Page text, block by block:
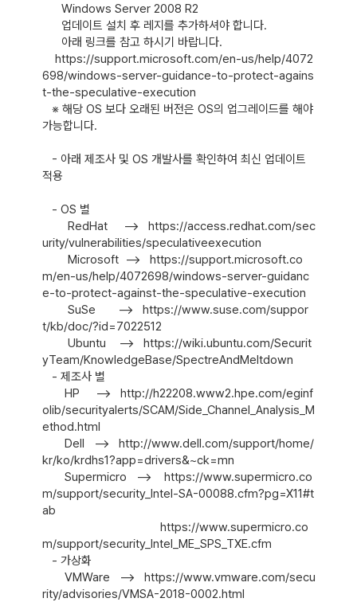
Windows Server 2008 R2
업데이트 설치 후 레지를 추가하셔야 합니다.
아래 링크를 참고 하시기 바랍니다.
698/windows-server-guidance-to-protect-agains
t-the-speculative-execution
※ 해당 OS 보다 오래된 버전은 OS의 업그레이드를 해야
가능합니다.
- 아래 제조사 및 OS 개발사를 확인하여 최신 업데이트
적용
- OS 별
RedHat     -->   https://access.redhat.com/sec
urity/vulnerabilities/speculativeexecution
Microsoft  -->   https://support.microsoft.co
m/en-us/help/4072698/windows-server-guidanc
e-to-protect-against-the-speculative-execution
SuSe       -->   https://www.suse.com/suppor
t/kb/doc/?id=7022512
Ubuntu    -->   https://wiki.ubuntu.com/Securit
yTeam/KnowledgeBase/SpectreAndMeltdown
- 제조사 별
HP     -->   http://h22208.www2.hpe.com/eginf
olib/securityalerts/SCAM/Side_Channel_Analysis_M
ethod.html
Dell   -->   http://www.dell.com/support/home/
kr/ko/krdhs1?app=drivers&~ck=mn
Supermicro   -->    https://www.supermicro.co
m/support/security_Intel-SA-00088.cfm?pg=X11#t
ab
https://www.supermicro.co
m/support/security_Intel_ME_SPS_TXE.cfm
- 가상화
VMWare   -->   https://www.vmware.com/secu
rity/advisories/VMSA-2018-0002.html